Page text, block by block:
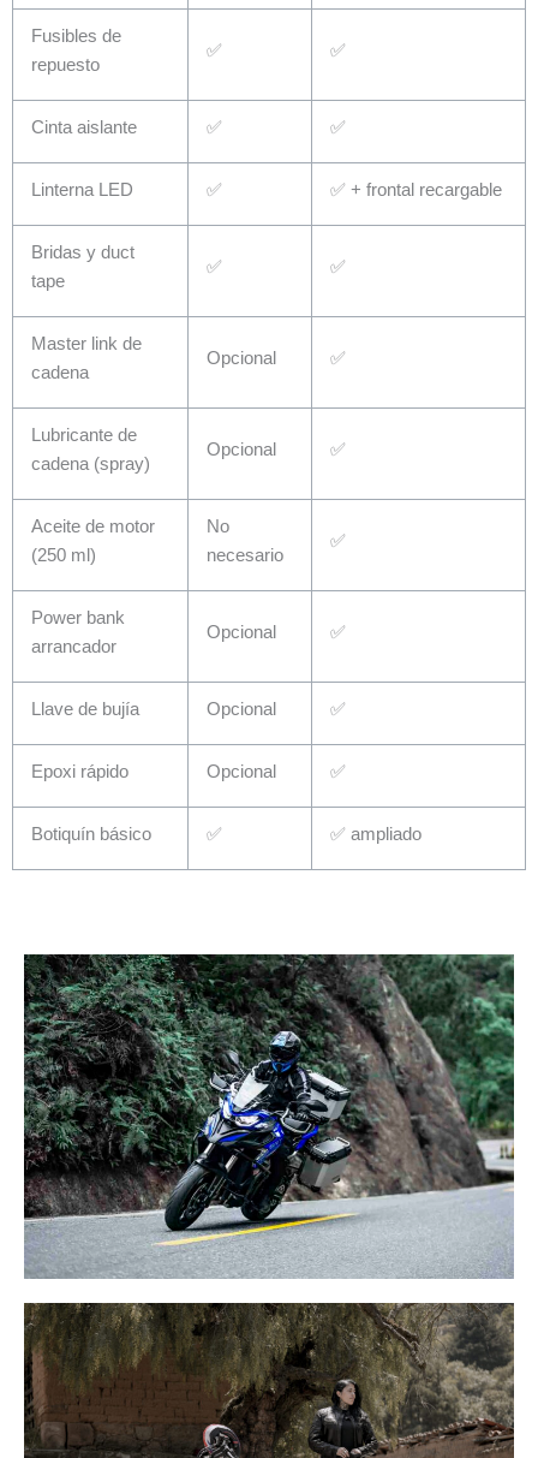
Fusibles de
repuesto
✅ ✅
Cinta aislante ✅ ✅
Linterna LED ✅ ✅ + frontal recargable
Bridas y duct
tape
✅ ✅
Master link de
cadena
Opcional ✅
Lubricante de
cadena (spray)
Opcional ✅
Aceite de motor
(250 ml)
No
necesario
✅
Power bank
arrancador
Opcional ✅
Llave de bujía Opcional ✅
Epoxi rápido Opcional ✅
Botiquín básico ✅ ✅ ampliado